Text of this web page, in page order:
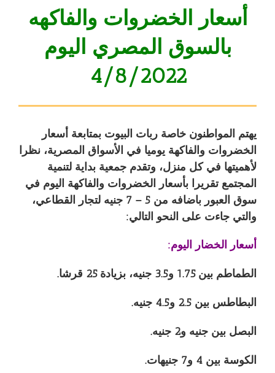
أسعار الخضروات والفاكهه
بالسوق المصري اليوم
4/8/2022
يهتم المواطنون خاصة ربات البيوت بمتابعة أسعار
الخضروات والفاكهة يوميا في الأسواق المصرية، نظرا
لأهميتها في كل منزل، وتقدم جمعية بداية لتنمية
المجتمع تقريرا بأسعار الخضروات والفاكهة اليوم في
سوق العبور باضافه من 5 – 7 جنيه لتجار القطاعي،
والتي جاءت على النحو التالي:
أسعار الخضار اليوم:
الطماطم بين 1.75 و3.5 جنيه، بزيادة 25 قرشا.
البطاطس بين 2.5 و4.5 جنيه.
البصل بين جنيه و2 جنيه.
الكوسة بين 4 و7 جنيهات.